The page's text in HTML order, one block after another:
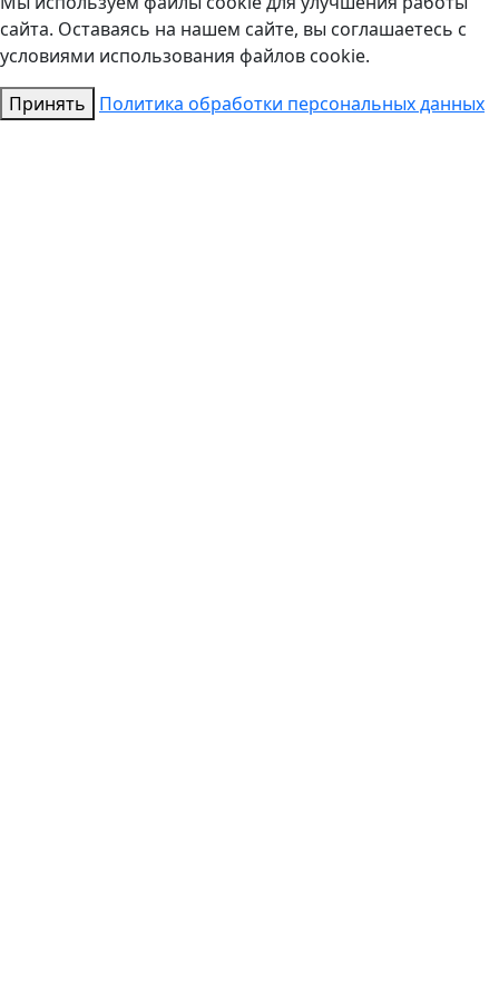
сайта. Оставаясь на нашем сайте, вы соглашаетесь с
условиями использования файлов cookie.
Принять
Политика обработки персональных данных